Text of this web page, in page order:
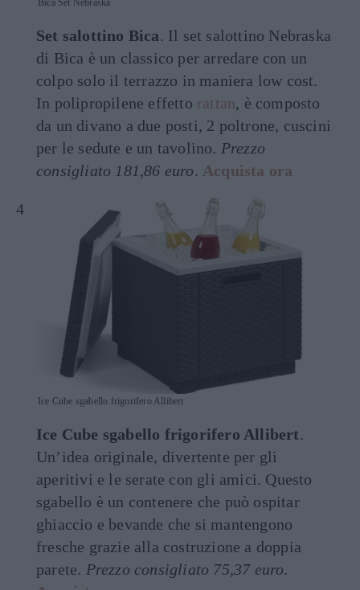
Bica Set Nebraska
Set salottino Bica. Il set salottino Nebraska
di Bica è un classico per arredare con un
colpo solo il terrazzo in maniera low cost.
In polipropilene effetto rattan, è composto
da un divano a due posti, 2 poltrone, cuscini
per le sedute e un tavolino. Prezzo
consigliato 181,86 euro. Acquista ora
Ice Cube sgabello frigorifero Allibert
Ice Cube sgabello frigorifero Allibert.
Un’idea originale, divertente per gli
aperitivi e le serate con gli amici. Questo
sgabello è un contenere che può ospitar
ghiaccio e bevande che si mantengono
fresche grazie alla costruzione a doppia
parete. Prezzo consigliato 75,37 euro.